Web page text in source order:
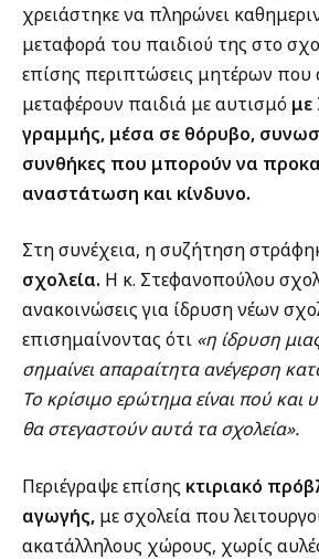
χρειάστηκε να πληρώνει
μεταφορά του παιδιού της στο
επίσης περιπτώσεις μητέρων που
μεταφέρουν παιδιά με αυτισμό με
γραμμής, μέσα σε θόρυβο,
συνθήκες που μπορούν να
αναστάτωση και κίνδυνο.
Στη συνέχεια, η συζήτηση
σχολεία. Η κ. Στεφανοπούλου
ανακοινώσεις για ίδρυση νέων
επισημαίνοντας ότι «η ίδρυση
σημαίνει απαραίτητα ανέγερση
Το κρίσιμο ερώτημα είναι πού και
θα στεγαστούν αυτά τα σχολεία».
Περιέγραψε επίσης κτιριακό
αγωγής, με σχολεία που
ακατάλληλους χώρους, χωρίς